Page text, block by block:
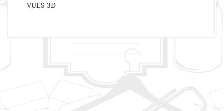
VUES 3D